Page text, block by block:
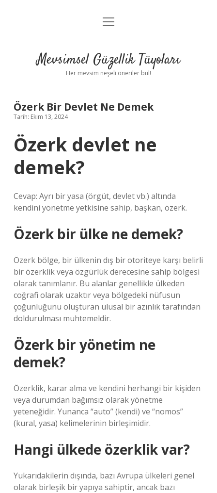
Anasayfa
Yasal Uyarı
menüyü
Mevsimsel Güzellik Tüyoları
Her mevsim neşeli öneriler bul!
Özerk Bir Devlet Ne Demek
Tarih: Ekim 13, 2024
Özerk devlet ne
demek?
Cevap: Ayrı bir yasa (örgüt, devlet vb.) altında
kendini yönetme yetkisine sahip, başkan, özerk.
Özerk bir ülke ne demek?
Özerk bölge, bir ülkenin dış bir otoriteye karşı belirli
bir özerklik veya özgürlük derecesine sahip bölgesi
olarak tanımlanır. Bu alanlar genellikle ülkeden
coğrafi olarak uzaktır veya bölgedeki nüfusun
çoğunluğunu oluşturan ulusal bir azınlık tarafından
doldurulması muhtemeldir.
Özerk bir yönetim ne
demek?
Özerklik, karar alma ve kendini herhangi bir kişiden
veya durumdan bağımsız olarak yönetme
yeteneğidir. Yunanca “auto” (kendi) ve “nomos”
(kural, yasa) kelimelerinin birleşimidir.
Hangi ülkede özerklik var?
Yukarıdakilerin dışında, bazı Avrupa ülkeleri genel
olarak birleşik bir yapıya sahiptir, ancak bazı